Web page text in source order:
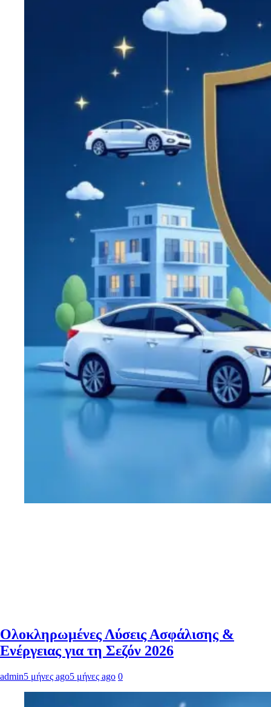
Ολοκληρωμένες Λύσεις Ασφάλισης &
Ενέργειας για τη Σεζόν 2026
admin5 μήνες ago5 μήνες ago 0